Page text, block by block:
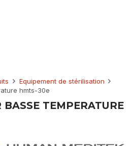
Equipement de stérilisation
hmts-30e
BASSE TEMPERATURE